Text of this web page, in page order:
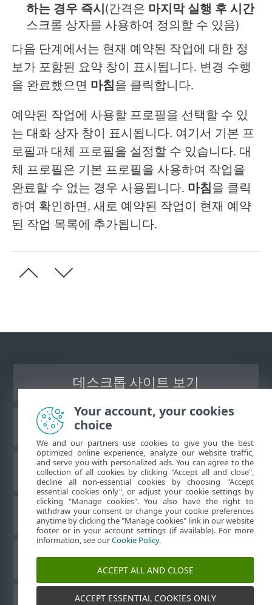
하는 경우 즉시 (간격은 마지막 실행 후 시간
스크롤 상자를 사용하여 정의할 수 있음)
다음 단계에서는 현재 예약된 작업에 대한 정
보가 포함된 요약 창이 표시됩니다. 변경 수행
을 완료했으면 마침 을 클릭합니다.
예약된 작업에 사용할 프로필을 선택할 수 있
는 대화 상자 창이 표시됩니다. 여기서 기본 프
로필과 대체 프로필을 설정할 수 있습니다. 대
체 프로필은 기본 프로필을 사용하여 작업을
완료할 수 없는 경우 사용됩니다. 마침 을 클릭
하여 확인하면, 새로 예약된 작업이 현재 예약
된 작업 목록에 추가됩니다.
데스크톱 사이트 보기
ESET 지식 베이스
ESET 포럼
국가별 지원
쿠키 관리
Your account, your cookies
choice
We and our partners use cookies to give you the best
optimized online experience, analyze our website traffic,
and serve you with personalized ads. You can agree to the
collection of all cookies by clicking "Accept all and close",
decline all non-essential cookies by choosing "Accept
essential cookies only", or adjust your cookie settings by
clicking "Manage cookies". You also have the right to
withdraw your consent or change your cookie preferences
anytime by clicking the "Manage cookies" link in our website
footer or in your account settings (if available). For more
information, see ourCookie Policy.
ACCEPT ALL AND CLOSE
ACCEPT ESSENTIAL COOKIES ONLY